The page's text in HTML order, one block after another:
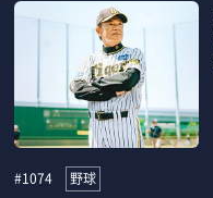
#1074 野球